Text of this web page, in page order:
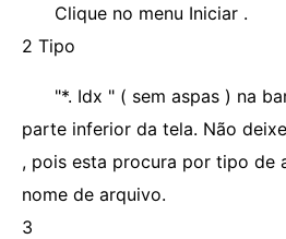
Clique no menu Iniciar .
2 Tipo
"*. Idx " ( sem aspas ) na
parte inferior da tela. Não
, pois esta procura por tipo de
nome de arquivo.
3